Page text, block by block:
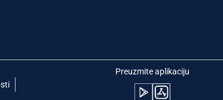
Preuzmite aplikaciju
Polski Português